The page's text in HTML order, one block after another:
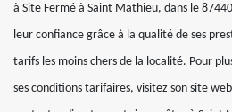
à Site Fermé à Saint Mathieu, dans le
leur confiance grâce à la qualité de ses
tarifs les moins chers de la localité. Pour
ses conditions tarifaires, visitez son site